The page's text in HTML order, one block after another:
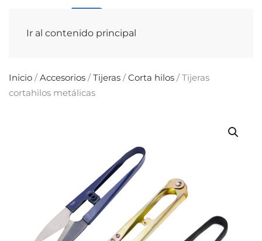
Ir al contenido principal
Inicio /Accesorios /Tijeras /Corta hilos / Tijeras
cortahilos metálicas